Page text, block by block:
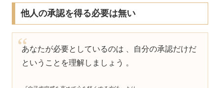
他人の承認を得る必要は無い
あなたが必要としているのは 、自分の承認だけだ
ということを理解しましょう 。